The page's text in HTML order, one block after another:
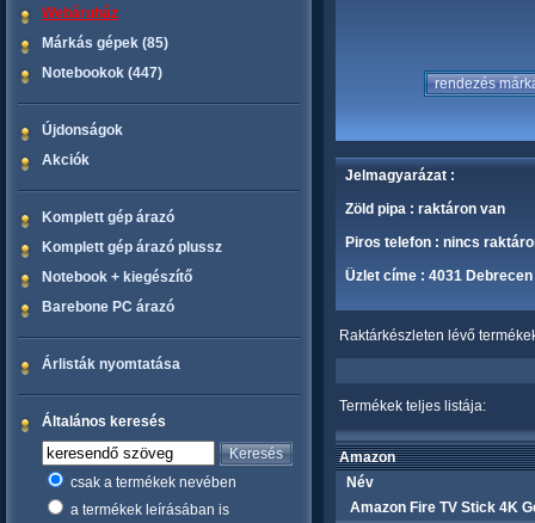
Webáruház
Márkás gépek (85)
Notebookok (447)
Újdonságok
Akciók
Komplett gép árazó
Komplett gép árazó plussz
Notebook + kiegészítő
Barebone PC árazó
Árlisták nyomtatása
Általános keresés
csak a termékek nevében
a termékek leírásában is
Jelmagyarázat :
Zöld pipa : raktáron van
Piros telefon : nincs
Üzlet címe : 4031
Raktárkészleten lévő
Termékek teljes listája:
Amazon
Név
Amazon Fire TV Stick 4K